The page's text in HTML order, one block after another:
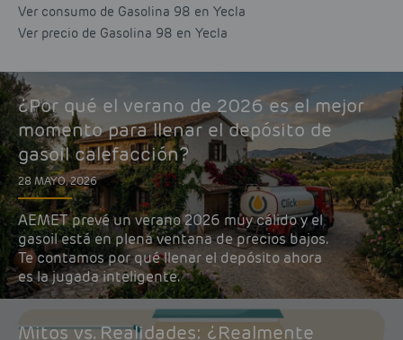
Ver consumo de Gasolina 98 en Yecla
Ver precio de Gasolina 98 en Yecla
¿Por qué el verano de 2026 es el mejor
momento para llenar el depósito de
gasoil calefacción?
28 MAYO, 2026
AEMET prevé un verano 2026 muy cálido y el
gasoil está en plena ventana de precios bajos.
Te contamos por qué llenar el depósito ahora
es la jugada inteligente.
Mitos vs. Realidades: ¿Realmente